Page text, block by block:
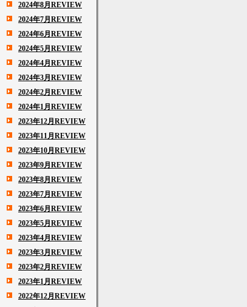
2024年8月REVIEW
2024年7月REVIEW
2024年6月REVIEW
2024年5月REVIEW
2024年4月REVIEW
2024年3月REVIEW
2024年2月REVIEW
2024年1月REVIEW
2023年12月REVIEW
2023年11月REVIEW
2023年10月REVIEW
2023年9月REVIEW
2023年8月REVIEW
2023年7月REVIEW
2023年6月REVIEW
2023年5月REVIEW
2023年4月REVIEW
2023年3月REVIEW
2023年2月REVIEW
2023年1月REVIEW
2022年12月REVIEW